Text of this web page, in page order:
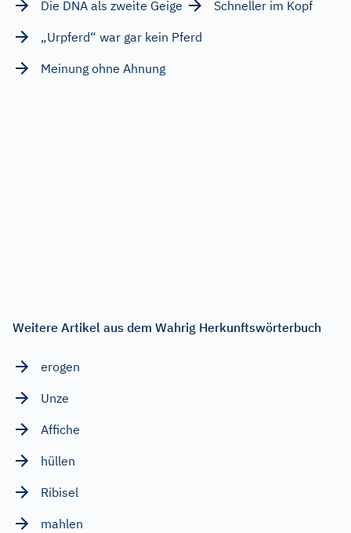
Die DNA als zweite Geige
Schneller im Kopf
„Urpferd“ war gar kein Pferd
Meinung ohne Ahnung
Weitere Artikel aus dem Wahrig Herkunftswörterbuch
erogen
Unze
Affiche
hüllen
Ribisel
mahlen